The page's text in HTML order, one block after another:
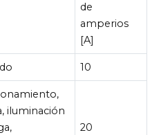
de
amperios
[A]
10
iluminación
20